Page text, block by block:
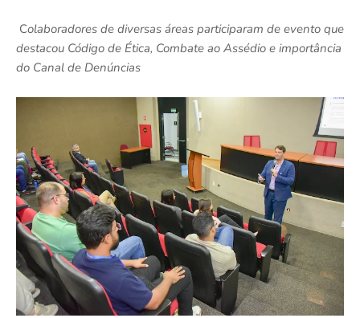
Colaboradores de diversas áreas participaram de evento que
destacou Código de Ética, Combate ao Assédio e importância
do Canal de Denúncias